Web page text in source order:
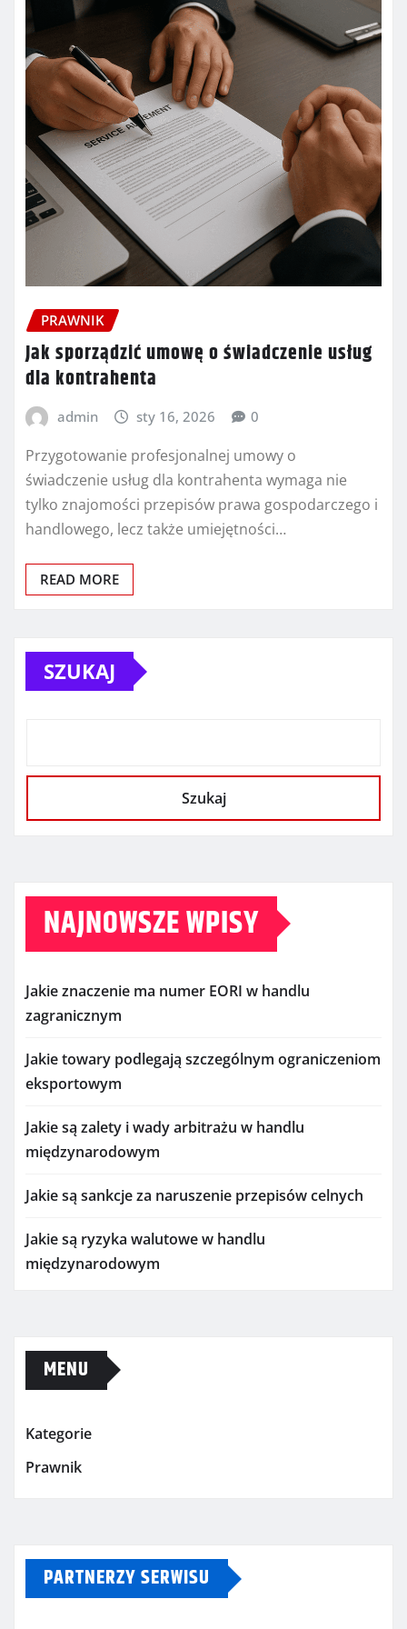
PRAWNIK
Jak sporządzić umowę o świadczenie usług
dla kontrahenta
admin sty 16, 2026 0
Przygotowanie profesjonalnej umowy o
świadczenie usług dla kontrahenta wymaga nie
tylko znajomości przepisów prawa gospodarczego i
handlowego, lecz także umiejętności…
READ MORE
SZUKAJ
Szukaj
NAJNOWSZE WPISY
Jakie znaczenie ma numer EORI w handlu
zagranicznym
Jakie towary podlegają szczególnym ograniczeniom
eksportowym
Jakie są zalety i wady arbitrażu w handlu
międzynarodowym
Jakie są sankcje za naruszenie przepisów celnych
Jakie są ryzyka walutowe w handlu
międzynarodowym
MENU
Kategorie
Prawnik
PARTNERZY SERWISU